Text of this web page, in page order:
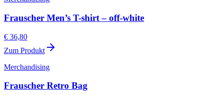
Frauscher Men’s T-shirt – off-white
€ 36,80
Zum Produkt
Merchandising
Frauscher Retro Bag